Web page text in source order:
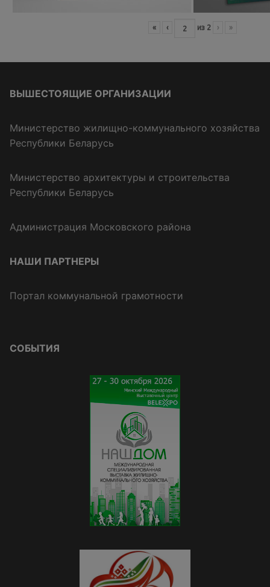
« ‹ из 2 › »
ВЫШЕСТОЯЩИЕ ОРГАНИЗАЦИИ
Министерство жилищно-коммунального хозяйства
Республики Беларусь
Министерство архитектуры и строительства
Республики Беларусь
Администрация Московского района
НАШИ ПАРТНЕРЫ
Портал коммунальной грамотности
СОБЫТИЯ